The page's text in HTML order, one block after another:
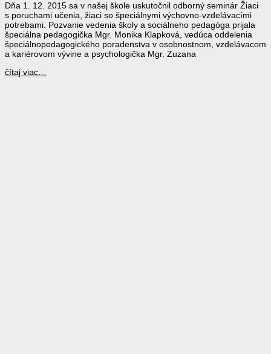
Dňa 1. 12. 2015 sa v našej škole uskutočnil odborný seminár Žiaci
s poruchami učenia, žiaci so špeciálnymi výchovno-vzdelávacími
potrebami. Pozvanie vedenia školy a sociálneho pedagóga prijala
špeciálna pedagogička Mgr. Monika Klapková, vedúca oddelenia
špeciálnopedagogického poradenstva v osobnostnom, vzdelávacom
a kariérovom vývine a psychologička Mgr. Zuzana
čítaj viac…